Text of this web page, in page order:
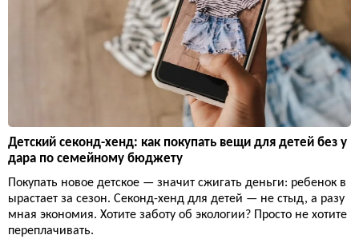
Детский секонд-хенд: как покупать вещи для детей без у
дара по семейному бюджету
Покупать новое детское — значит сжигать деньги: ребенок в
ырастает за сезон. Секонд-хенд для детей — не стыд, а разу
мная экономия. Хотите заботу об экологии? Просто не хотите
переплачивать.